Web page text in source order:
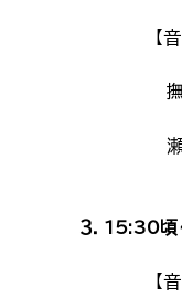
【音が到
撫養町
瀬戸
３．15:30
【音が到